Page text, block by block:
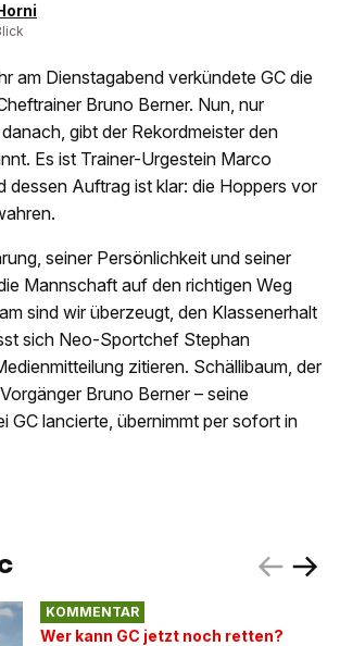
am Dienstagabend verkündete GC die
Bruno Berner. Nun, nur
gibt der Rekordmeister den
Es ist Trainer-Urgestein Marco
dessen Auftrag ist klar: die Hoppers vor
seiner Persönlichkeit und seiner
Mannschaft auf den richtigen Weg
sind wir überzeugt, den Klassenerhalt
sich Neo-Sportchef Stephan
zitieren. Schällibaum, der
Bruno Berner – seine
GC lancierte, übernimmt per sofort in
KOMMENTAR
Wer kann GC jetzt noch retten?